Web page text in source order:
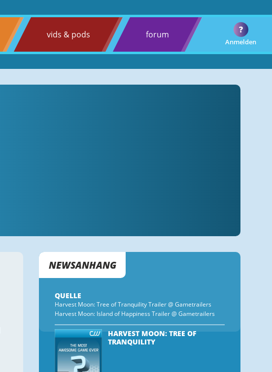
vids & pods forum
Anmelden
?
NEWSANHANG
QUELLE
Harvest Moon: Tree of Tranquility Trailer @ Gametrailers
Harvest Moon: Island of Happiness Trailer @ Gametrailers
HARVEST MOON: TREE OF
TRANQUILITY